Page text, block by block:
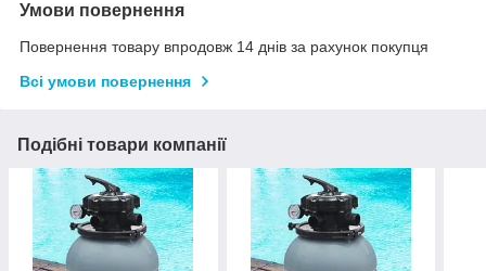
Умови повернення
Повернення товару впродовж 14 днів за рахунок покупця
Всі умови повернення
Подібні товари компанії